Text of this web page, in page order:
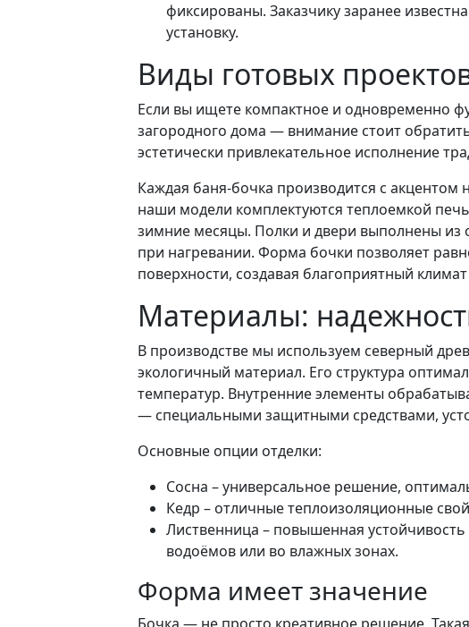
фиксированы. Заказчику заранее
установку.
Виды готовых
Если вы ищете компактное и одновременно
загородного дома — внимание стоит
эстетически привлекательное исполнение
Каждая баня-бочка производится с
наши модели комплектуются теплоемкой
зимние месяцы. Полки и двери выполнены
при нагревании. Форма бочки позволяет
поверхности, создавая благоприятный
Материалы:
В производстве мы используем северный
экологичный материал. Его структура
температур. Внутренние элементы
— специальными защитными средствами,
Основные опции отделки:
Сосна – универсальное решение,
Кедр – отличные теплоизоляционные
Лиственница – повышенная
водоёмов или во влажных зонах.
Форма имеет значение